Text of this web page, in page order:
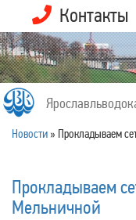
Контакты
Новости » Прокладываем
Прокладываем
Мельничной